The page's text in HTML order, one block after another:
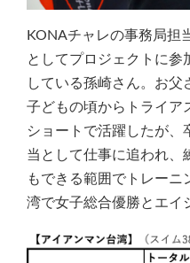
KONAチャレの事務局担
としてプロジェクトに参
している孫崎さん。お父
子どもの頃からトライア
ショートで活躍したが、
当として仕事に追われ、
もできる範囲でトレーニ
湾で女子総合優勝とエイ